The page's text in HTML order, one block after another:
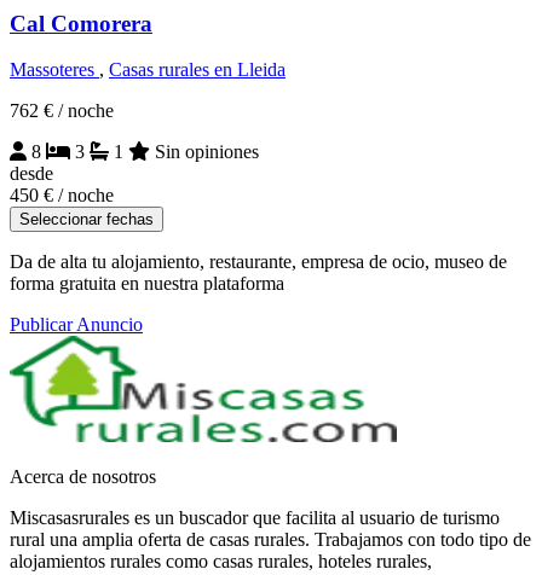
Cal Comorera
Massoteres , Casas rurales en Lleida
762 € / noche
8
3 1
Sin opiniones
desde
450 € / noche
Seleccionar fechas
Da de alta tu alojamiento, restaurante, empresa de ocio, museo de
forma gratuita en nuestra plataforma
Publicar Anuncio
Acerca de nosotros
Miscasasrurales es un buscador que facilita al usuario de turismo
rural una amplia oferta de casas rurales. Trabajamos con todo tipo de
alojamientos rurales como casas rurales, hoteles rurales,